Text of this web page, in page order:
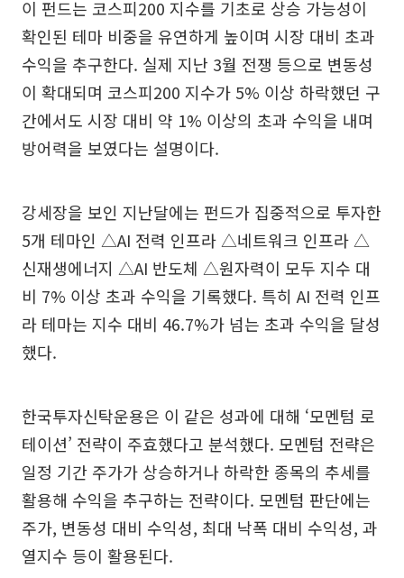
이 펀드는 코스피200 지수를 기초로 상승 가능성이
확인된 테마 비중을 유연하게 높이며 시장 대비 초과
수익을 추구한다. 실제 지난 3월 전쟁 등으로 변동성
이 확대되며 코스피200 지수가 5% 이상 하락했던 구
간에서도 시장 대비 약 1% 이상의 초과 수익을 내며
방어력을 보였다는 설명이다.
강세장을 보인 지난달에는 펀드가 집중적으로 투자한
5개 테마인 △AI 전력 인프라 △네트워크 인프라 △
신재생에너지 △AI 반도체 △원자력이 모두 지수 대
비 7% 이상 초과 수익을 기록했다. 특히 AI 전력 인프
라 테마는 지수 대비 46.7%가 넘는 초과 수익을 달성
했다.
한국투자신탁운용은 이 같은 성과에 대해 ‘모멘텀 로
테이션’ 전략이 주효했다고 분석했다. 모멘텀 전략은
일정 기간 주가가 상승하거나 하락한 종목의 추세를
활용해 수익을 추구하는 전략이다. 모멘텀 판단에는
주가, 변동성 대비 수익성, 최대 낙폭 대비 수익성, 과
열지수 등이 활용된다.